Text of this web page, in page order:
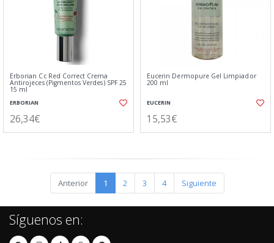
Erborian Cc Red Correct Crema
Antirojeces (Pigmentos Verdes) SPF 25
15 ml
ERBORIAN
26,34€
Eucerin Dermopure Gel Limpiador
200 ml
EUCERIN
15,53€
Anterior 1 2 3 4 Siguiente
Síguenos en: